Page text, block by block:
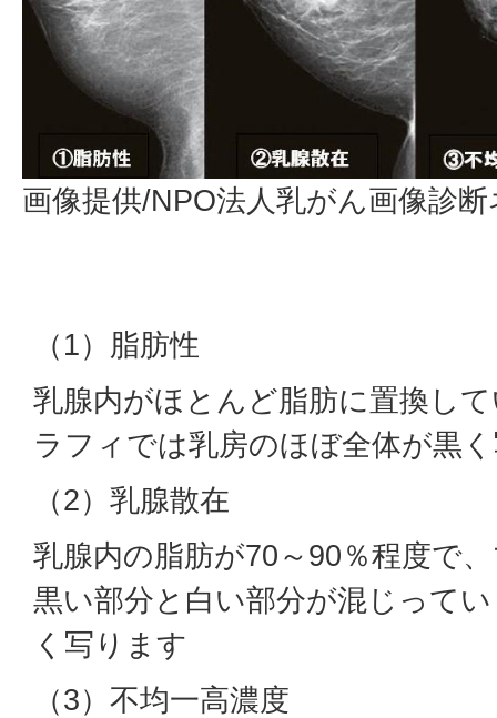
画像提供/NPO法人乳がん画像診
（1）脂肪性
乳腺内がほとんど脂肪に置換し
ラフィでは乳房のほぼ全体が黒
（2）乳腺散在
乳腺内の脂肪が70～90％程度で
黒い部分と白い部分が混じって
く写ります
（3）不均一高濃度